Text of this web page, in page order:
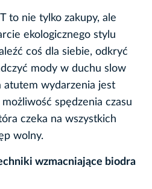
to nie tylko zakupy, ale
ekologicznego stylu
coś dla siebie, odkryć
mody w duchu slow
atutem wydarzenia jest
spędzenia czasu
czeka na wszystkich
wolny.
wzmacniające biodra